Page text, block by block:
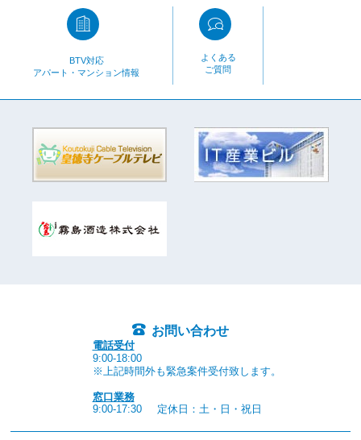
BTV対応
アパート・マンション情報
よくある
ご質問
お問い合わせ
電話受付
9:00-18:00
※上記時間外も緊急案件受付致します。
窓口業務
9:00-17:30
定休日：土・日・祝日